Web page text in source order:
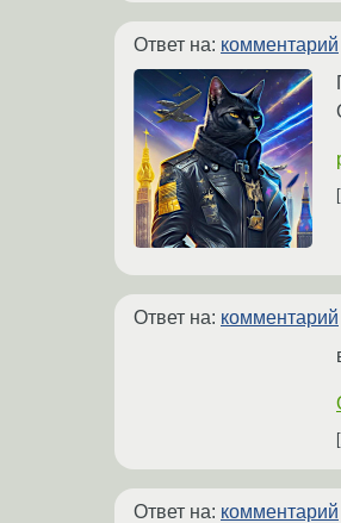
Ответ на: комментарий
Ответ на: комментарий
Ответ на: комментарий